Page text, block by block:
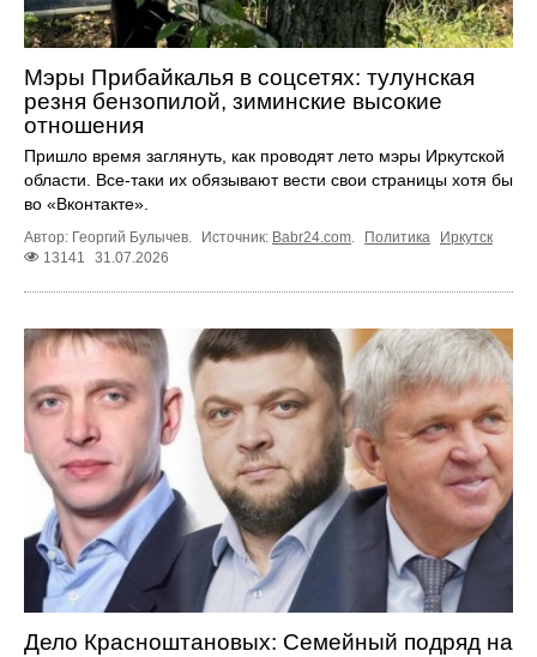
Мэры Прибайкалья в соцсетях: тулунская
резня бензопилой, зиминские высокие
отношения
Пришло время заглянуть, как проводят лето мэры Иркутской
области. Все-таки их обязывают вести свои страницы хотя бы
во «Вконтакте».
Автор: Георгий Булычев. Источник: Babr24.com. Политика
Иркутск
13141
31.07.2026
Дело Красноштановых: Семейный подряд на